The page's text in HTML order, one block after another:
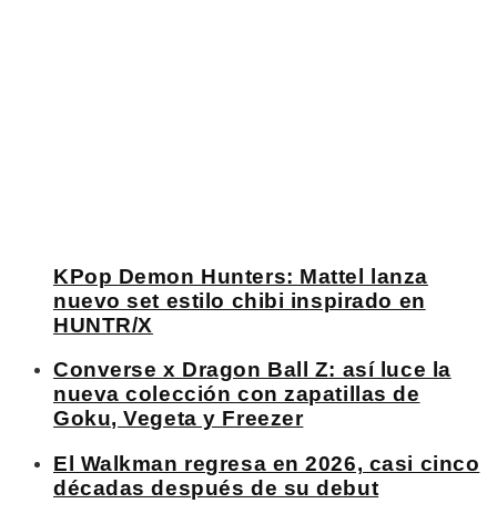
KPop Demon Hunters: Mattel lanza
nuevo set estilo chibi inspirado en
HUNTR/X
Converse x Dragon Ball Z: así luce la
nueva colección con zapatillas de
Goku, Vegeta y Freezer
El Walkman regresa en 2026, casi cinco
décadas después de su debut